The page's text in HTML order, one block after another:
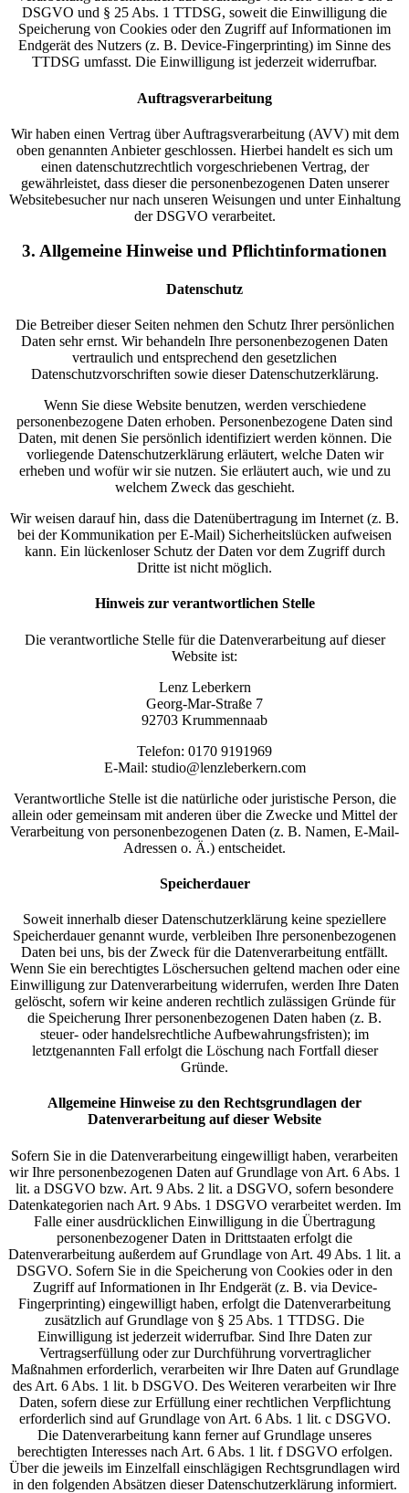
DSGVO und § 25 Abs. 1 TTDSG, soweit die Einwilligung die
Speicherung von Cookies oder den Zugriff auf Informationen im
Endgerät des Nutzers (z. B. Device-Fingerprinting) im Sinne des
TTDSG umfasst. Die Einwilligung ist jederzeit widerrufbar.
Auftragsverarbeitung
Wir haben einen Vertrag über Auftragsverarbeitung (AVV) mit dem
oben genannten Anbieter geschlossen. Hierbei handelt es sich um
einen datenschutzrechtlich vorgeschriebenen Vertrag, der
gewährleistet, dass dieser die personenbezogenen Daten unserer
Websitebesucher nur nach unseren Weisungen und unter Einhaltung
der DSGVO verarbeitet.
3. Allgemeine Hinweise und Pflicht­informationen
Datenschutz
Die Betreiber dieser Seiten nehmen den Schutz Ihrer persönlichen
Daten sehr ernst. Wir behandeln Ihre personenbezogenen Daten
vertraulich und entsprechend den gesetzlichen
Datenschutzvorschriften sowie dieser Datenschutzerklärung.
Wenn Sie diese Website benutzen, werden verschiedene
personenbezogene Daten erhoben. Personenbezogene Daten sind
Daten, mit denen Sie persönlich identifiziert werden können. Die
vorliegende Datenschutzerklärung erläutert, welche Daten wir
erheben und wofür wir sie nutzen. Sie erläutert auch, wie und zu
welchem Zweck das geschieht.
Wir weisen darauf hin, dass die Datenübertragung im Internet (z. B.
bei der Kommunikation per E-Mail) Sicherheitslücken aufweisen
kann. Ein lückenloser Schutz der Daten vor dem Zugriff durch
Dritte ist nicht möglich.
Hinweis zur verantwortlichen Stelle
Die verantwortliche Stelle für die Datenverarbeitung auf dieser
Website ist:
Lenz Leberkern
Georg-Mar-Straße 7
92703 Krummennaab
Telefon: 0170 9191969
E-Mail: studio@lenzleberkern.com
Verantwortliche Stelle ist die natürliche oder juristische Person, die
allein oder gemeinsam mit anderen über die Zwecke und Mittel der
Verarbeitung von personenbezogenen Daten (z. B. Namen, E-Mail-
Adressen o. Ä.) entscheidet.
Speicherdauer
Soweit innerhalb dieser Datenschutzerklärung keine speziellere
Speicherdauer genannt wurde, verbleiben Ihre personenbezogenen
Daten bei uns, bis der Zweck für die Datenverarbeitung entfällt.
Wenn Sie ein berechtigtes Löschersuchen geltend machen oder eine
Einwilligung zur Datenverarbeitung widerrufen, werden Ihre Daten
gelöscht, sofern wir keine anderen rechtlich zulässigen Gründe für
die Speicherung Ihrer personenbezogenen Daten haben (z. B.
steuer- oder handelsrechtliche Aufbewahrungsfristen); im
letztgenannten Fall erfolgt die Löschung nach Fortfall dieser
Gründe.
Allgemeine Hinweise zu den Rechtsgrundlagen der
Datenverarbeitung auf dieser Website
Sofern Sie in die Datenverarbeitung eingewilligt haben, verarbeiten
wir Ihre personenbezogenen Daten auf Grundlage von Art. 6 Abs. 1
lit. a DSGVO bzw. Art. 9 Abs. 2 lit. a DSGVO, sofern besondere
Datenkategorien nach Art. 9 Abs. 1 DSGVO verarbeitet werden. Im
Falle einer ausdrücklichen Einwilligung in die Übertragung
personenbezogener Daten in Drittstaaten erfolgt die
Datenverarbeitung außerdem auf Grundlage von Art. 49 Abs. 1 lit. a
DSGVO. Sofern Sie in die Speicherung von Cookies oder in den
Zugriff auf Informationen in Ihr Endgerät (z. B. via Device-
Fingerprinting) eingewilligt haben, erfolgt die Datenverarbeitung
zusätzlich auf Grundlage von § 25 Abs. 1 TTDSG. Die
Einwilligung ist jederzeit widerrufbar. Sind Ihre Daten zur
Vertragserfüllung oder zur Durchführung vorvertraglicher
Maßnahmen erforderlich, verarbeiten wir Ihre Daten auf Grundlage
des Art. 6 Abs. 1 lit. b DSGVO. Des Weiteren verarbeiten wir Ihre
Daten, sofern diese zur Erfüllung einer rechtlichen Verpflichtung
erforderlich sind auf Grundlage von Art. 6 Abs. 1 lit. c DSGVO.
Die Datenverarbeitung kann ferner auf Grundlage unseres
berechtigten Interesses nach Art. 6 Abs. 1 lit. f DSGVO erfolgen.
Über die jeweils im Einzelfall einschlägigen Rechtsgrundlagen wird
in den folgenden Absätzen dieser Datenschutzerklärung informiert.